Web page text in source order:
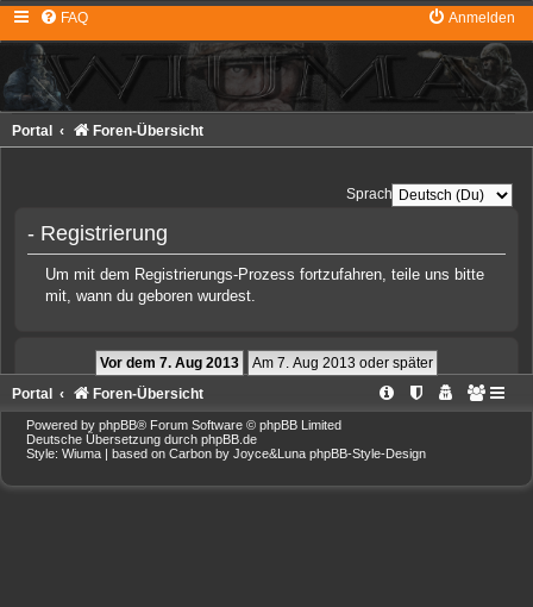
FAQ Anmelden
Portal Foren-Übersicht
Sprache:
- Registrierung
Um mit dem Registrierungs-Prozess fortzufahren, teile uns bitte
mit, wann du geboren wurdest.
Portal Foren-Übersicht
Powered by phpBB® Forum Software © phpBB Limited
Deutsche Übersetzung durch phpBB.de
Style: Wiuma | based on Carbon by Joyce&Luna phpBB-Style-Design